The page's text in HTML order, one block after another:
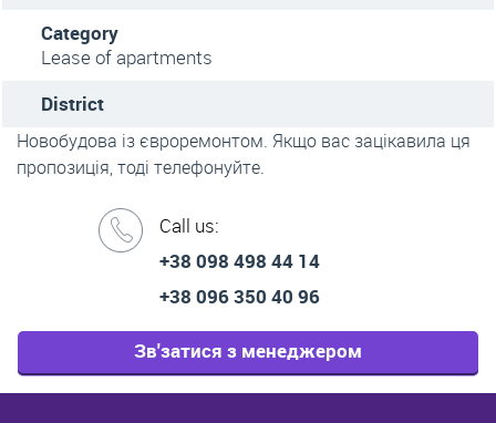
Category
Lease of apartments
District
Новобудова із євроремонтом. Якщо вас зацікавила ця
пропозиція, тоді телефонуйте.
Call us:
+38 098 498 44 14
+38 096 350 40 96
Зв'затися з менеджером